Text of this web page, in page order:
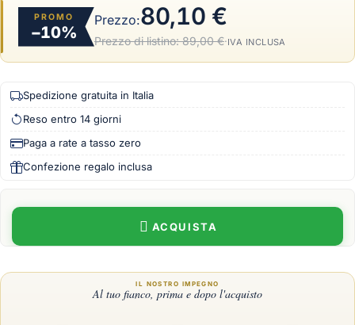
PROMO
−10%
Prezzo:80,10 €
Prezzo di listino:89,00 €·IVA INCLUSA
Spedizione gratuita in Italia
Reso entro 14 giorni
Paga a rate a tasso zero
Confezione regalo inclusa
ACQUISTA